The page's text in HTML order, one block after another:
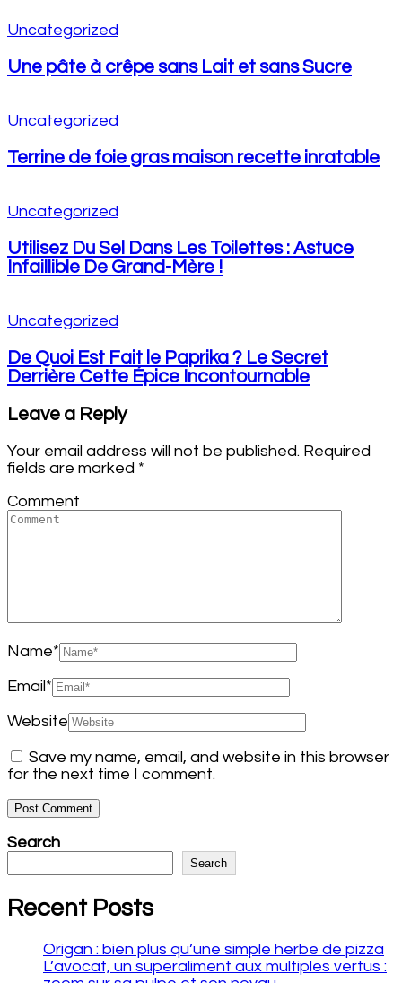
Uncategorized
Une pâte à crêpe sans Lait et sans Sucre
Uncategorized
Terrine de foie gras maison recette inratable
Uncategorized
Utilisez Du Sel Dans Les Toilettes : Astuce
Infaillible De Grand-Mère !
Uncategorized
De Quoi Est Fait le Paprika ? Le Secret
Derrière Cette Épice Incontournable
Leave a Reply
Your email address will not be published. Required
fields are marked *
Comment
Name*
Email *
Website
Save my name, email, and website in this browser
for the next time I comment.
Search
Search
Recent Posts
Origan : bien plus qu’une simple herbe de pizza
L’avocat, un superaliment aux multiples vertus :